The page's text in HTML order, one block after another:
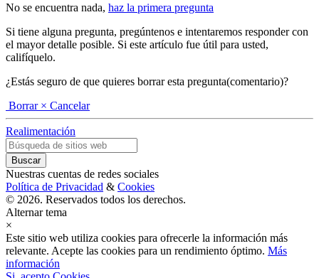
No se encuentra nada, haz la primera pregunta
Si tiene alguna pregunta, pregúntenos e intentaremos responder con
el mayor detalle posible. Si este artículo fue útil para usted,
califíquelo.
¿Estás seguro de que quieres borrar esta pregunta(comentario)?
Borrar × Cancelar
Realimentación
Nuestras cuentas de redes sociales
Política de Privacidad & Cookies
© 2026. Reservados todos los derechos.
Alternar tema
×
Este sitio web utiliza cookies para ofrecerle la información más
relevante. Acepte las cookies para un rendimiento óptimo. Más
información